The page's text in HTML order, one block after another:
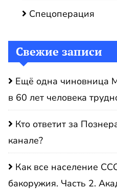
Спецоперация
Свежие записи
Ещё одна чиновница
в 60 лет человека
Кто ответит за
канале?
Как все население
бакоружия. Часть 2.